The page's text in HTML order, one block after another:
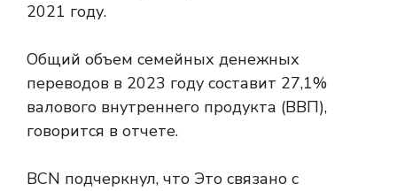
2021 году.
Общий объем семейных денежных
переводов в 2023 году составит 27,1%
валового внутреннего продукта (ВВП),
говорится в отчете.
BCN подчеркнул, что Это связано с